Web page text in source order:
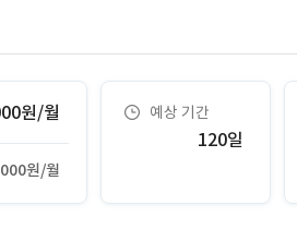
원/월
원/월
예상 기간
120일